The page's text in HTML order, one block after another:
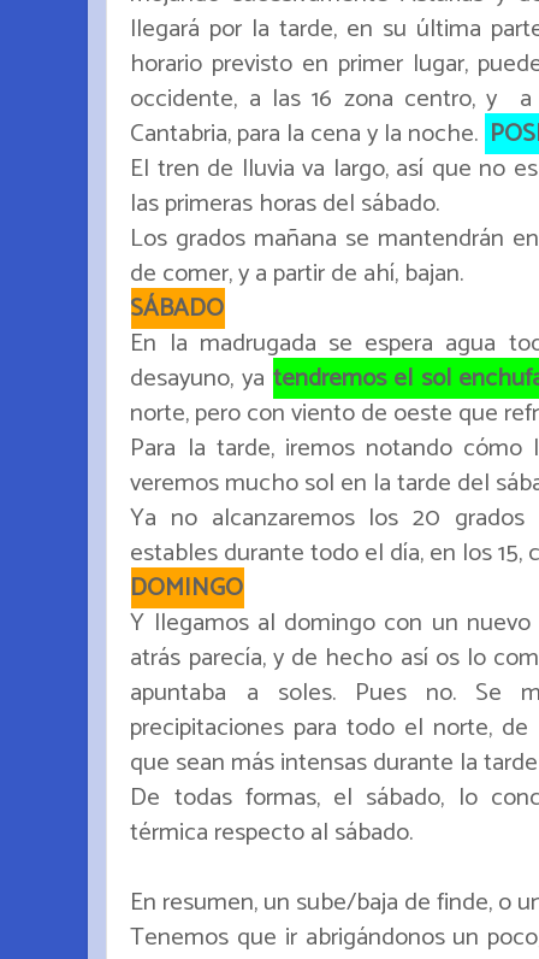
llegará por la tarde, en su última
horario previsto en primer lugar,
occidente, a las 16 zona centro, y
Cantabria, para la cena y la noche.
El tren de lluvia va largo, así que no
las primeras horas del sábado.
Los grados mañana se mantendrán
de comer, y a partir de ahí, bajan.
SÁBADO
En la madrugada se espera agua
desayuno, ya tendremos el sol
norte, pero con viento de oeste que
Para la tarde, iremos notando
veremos mucho sol en la tarde del
Ya no alcanzaremos los 20
estables durante todo el día, en los 15,
DOMINGO
Y llegamos al domingo con un
atrás parecía, y de hecho así os lo
apuntaba a soles. Pues no. Se
precipitaciones para todo el norte,
que sean más intensas durante la
De todas formas, el sábado, lo
térmica respecto al sábado.
En resumen, un sube/baja de finde, o
Tenemos que ir abrigándonos un